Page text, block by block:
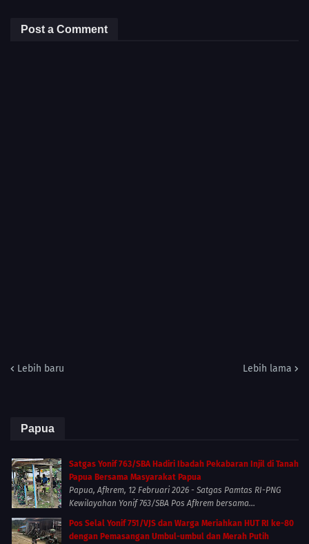
Post a Comment
Lebih baru Lebih lama
Papua
Satgas Yonif 763/SBA Hadiri Ibadah Pekabaran Injil di Tanah
Papua Bersama Masyarakat Papua
Papua, Afkrem, 12 Februari 2026 - Satgas Pamtas RI-PNG
Kewilayahan Yonif 763/SBA Pos Afkrem bersama...
Pos Selal Yonif 751/VJS dan Warga Meriahkan HUT RI ke-80
dengan Pemasangan Umbul-umbul dan Merah Putih